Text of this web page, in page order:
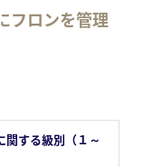
フロンを管理
関する級別（１～